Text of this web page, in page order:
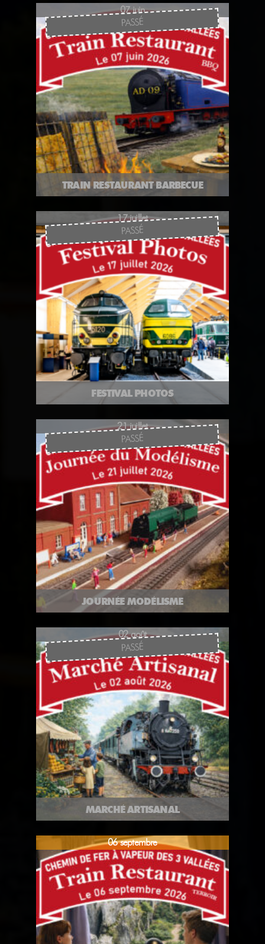
07 juin
PASSÉ
TRAIN RESTAURANT BARBECUE
17 juillet
PASSÉ
FESTIVAL PHOTOS
21 juillet
PASSÉ
JOURNÉE MODÉLISME
02 août
PASSÉ
MARCHÉ ARTISANAL
06 septembre